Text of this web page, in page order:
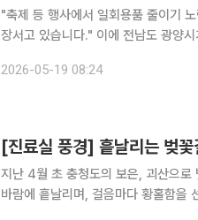
"축제 등 행사에서 일회용품 줄이기
장서고 있습니다." 이에 전남도 광양시가 지역 축제와 행사에 다회용기 사용을 확대하며 친환경 행
시민 참여가 꾸준히 늘면서 탄소중립
2026-05-19 08:24
[진료실 풍경] 흩날리는 벚꽃
지난 4월 초 충청도의 보은, 괴산으로
바람에 흩날리며, 걸음마다 황홀함을